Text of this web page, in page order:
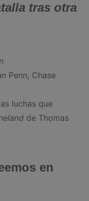
tras otra
Penn, Chase
luchas que
de Thomas
en